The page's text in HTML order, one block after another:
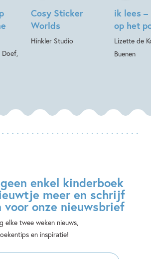
Doef,
Cosy Sticker
Worlds
Hinkler Studio
ik lees –
op het
Lizette de
Buenen
enkel kinderboek
meer en schrijf
voor onze nieuwsbrief
elke twee weken nieuws,
en inspiratie!